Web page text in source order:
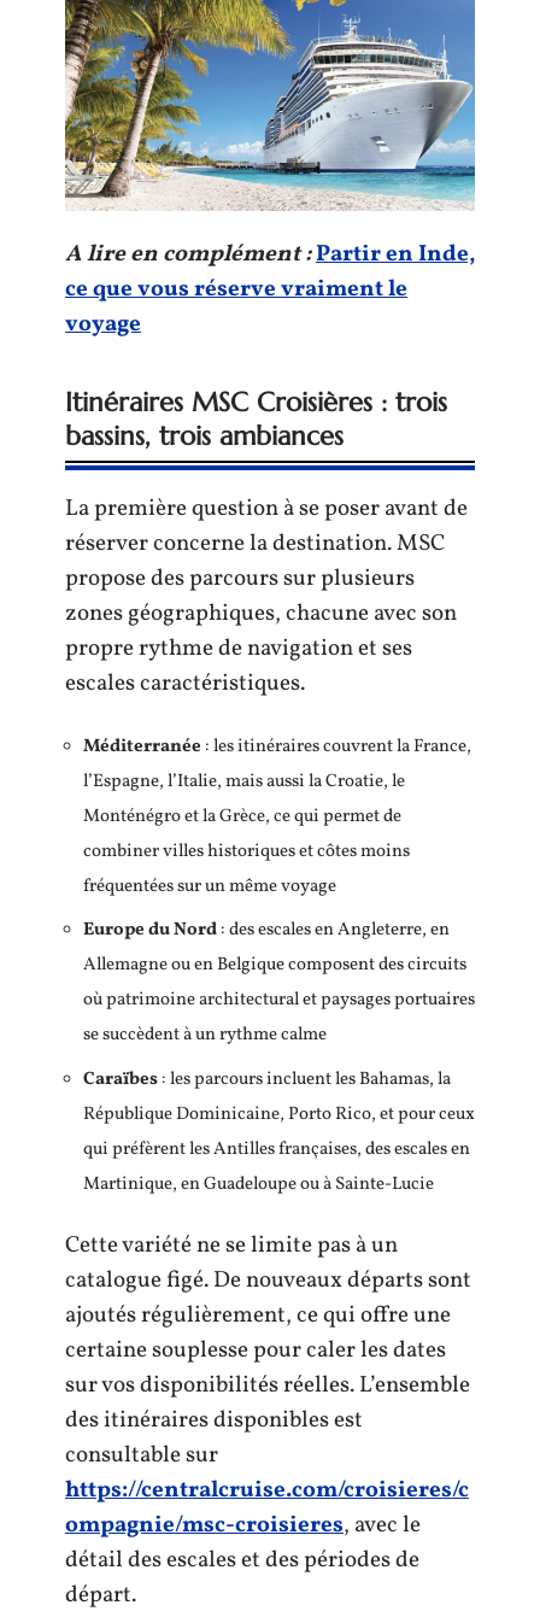
A lire en complément :Partir en Inde,
ce que vous réserve vraiment le
voyage
Itinéraires MSC Croisières : trois
bassins, trois ambiances
La première question à se poser avant de
réserver concerne la destination. MSC
propose des parcours sur plusieurs
zones géographiques, chacune avec son
propre rythme de navigation et ses
escales caractéristiques.
Méditerranée : les itinéraires couvrent la France,
l’Espagne, l’Italie, mais aussi la Croatie, le
Monténégro et la Grèce, ce qui permet de
combiner villes historiques et côtes moins
fréquentées sur un même voyage
Europe du Nord: des escales en Angleterre, en
Allemagne ou en Belgique composent des circuits
où patrimoine architectural et paysages portuaires
se succèdent à un rythme calme
Caraïbes: les parcours incluent les Bahamas, la
République Dominicaine, Porto Rico, et pour ceux
qui préfèrent les Antilles françaises, des escales en
Martinique, en Guadeloupe ou à Sainte-Lucie
Cette variété ne se limite pas à un
catalogue figé. De nouveaux départs sont
ajoutés régulièrement, ce qui offre une
certaine souplesse pour caler les dates
sur vos disponibilités réelles. L’ensemble
des itinéraires disponibles est
consultable sur
https://centralcruise.com/croisieres/c
ompagnie/msc-croisieres, avec le
détail des escales et des périodes de
départ.